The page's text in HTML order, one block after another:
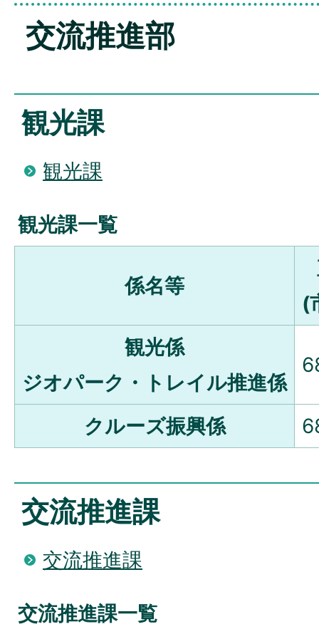
交流推進部
観光課
観光課
観光課一覧
係名等
(
観光係
ジオパーク・トレイル推進係
クルーズ振興係
交流推進課
交流推進課
交流推進課一覧